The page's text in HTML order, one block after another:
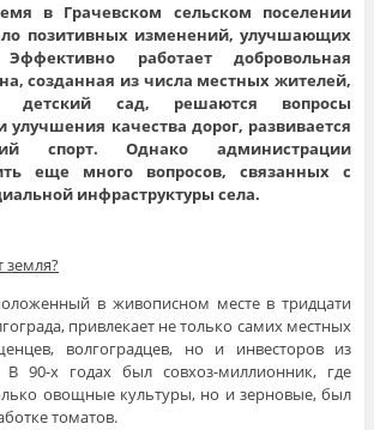
в Грачевском сельском поселении
позитивных изменений, улучшающих
работает добровольная
созданная из числа местных жителей,
детский сад, решаются вопросы
улучшения качества дорог, развивается
спорт. Однако администрации
еще много вопросов, связанных с
инфраструктуры села.
земля?
в живописном месте в тридцати
привлекает не только самих местных
волгоградцев, но и инвесторов из
В 90-х годах был совхоз-миллионник, где
овощные культуры, но и зерновые, был
томатов.